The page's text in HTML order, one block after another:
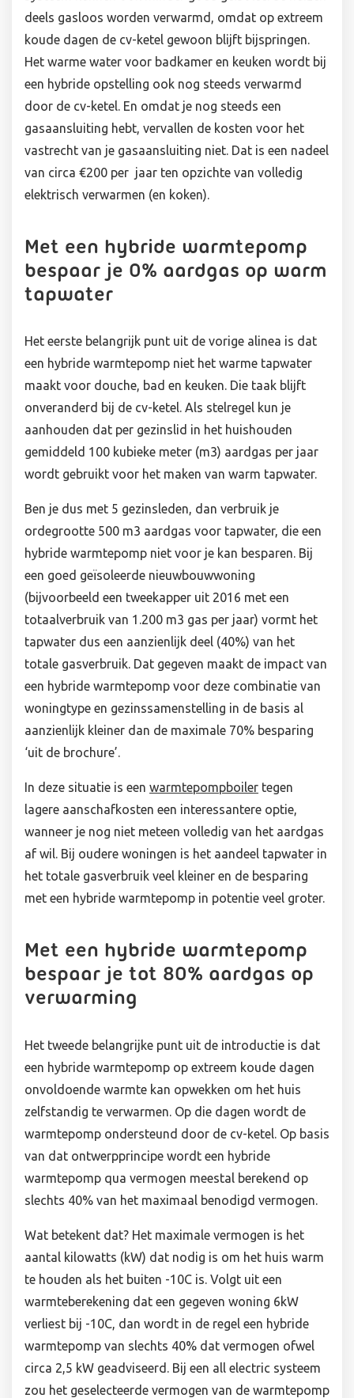
deels gasloos worden verwarmd, omdat op extreem
koude dagen de cv-ketel gewoon blijft bijspringen.
Het warme water voor badkamer en keuken wordt bij
een hybride opstelling ook nog steeds verwarmd
door de cv-ketel. En omdat je nog steeds een
gasaansluiting hebt, vervallen de kosten voor het
vastrecht van je gasaansluiting niet. Dat is een nadeel
van circa €200 per jaar ten opzichte van volledig
elektrisch verwarmen (en koken).
Met een hybride warmtepomp
bespaar je 0% aardgas op warm
tapwater
Het eerste belangrijk punt uit de vorige alinea is dat
een hybride warmtepomp niet het warme tapwater
maakt voor douche, bad en keuken. Die taak blijft
onveranderd bij de cv-ketel. Als stelregel kun je
aanhouden dat per gezinslid in het huishouden
gemiddeld 100 kubieke meter (m3) aardgas per jaar
wordt gebruikt voor het maken van warm tapwater.
Ben je dus met 5 gezinsleden, dan verbruik je
ordegrootte 500 m3 aardgas voor tapwater, die een
hybride warmtepomp niet voor je kan besparen. Bij
een goed geïsoleerde nieuwbouwwoning
(bijvoorbeeld een tweekapper uit 2016 met een
totaalverbruik van 1.200 m3 gas per jaar) vormt het
tapwater dus een aanzienlijk deel (40%) van het
totale gasverbruik. Dat gegeven maakt de impact van
een hybride warmtepomp voor deze combinatie van
woningtype en gezinssamenstelling in de basis al
aanzienlijk kleiner dan de maximale 70% besparing
‘uit de brochure’.
In deze situatie is een warmtepompboiler tegen
lagere aanschafkosten een interessantere optie,
wanneer je nog niet meteen volledig van het aardgas
af wil. Bij oudere woningen is het aandeel tapwater in
het totale gasverbruik veel kleiner en de besparing
met een hybride warmtepomp in potentie veel groter.
Met een hybride warmtepomp
bespaar je tot 80% aardgas op
verwarming
Het tweede belangrijke punt uit de introductie is dat
een hybride warmtepomp op extreem koude dagen
onvoldoende warmte kan opwekken om het huis
zelfstandig te verwarmen. Op die dagen wordt de
warmtepomp ondersteund door de cv-ketel. Op basis
van dat ontwerpprincipe wordt een hybride
warmtepomp qua vermogen meestal berekend op
slechts 40% van het maximaal benodigd vermogen.
Wat betekent dat? Het maximale vermogen is het
aantal kilowatts (kW) dat nodig is om het huis warm
te houden als het buiten -10C is. Volgt uit een
warmteberekening dat een gegeven woning 6kW
verliest bij -10C, dan wordt in de regel een hybride
warmtepomp van slechts 40% dat vermogen ofwel
circa 2,5 kW geadviseerd. Bij een all electric systeem
zou het geselecteerde vermogen van de warmtepomp